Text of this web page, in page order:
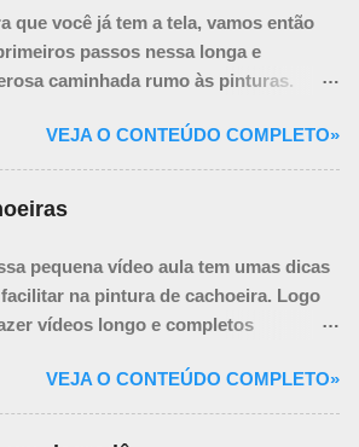
que você já tem a tela, vamos então
passos nessa longa e
caminhada rumo às pinturas.
necessárias para a realização de um
porém algumas delas podem ser
VEJA O CONTEÚDO COMPLETO»
pequena vídeo aula tem umas dicas
na pintura de cachoeira. Logo
vídeos longo e completos
VEJA O CONTEÚDO COMPLETO»